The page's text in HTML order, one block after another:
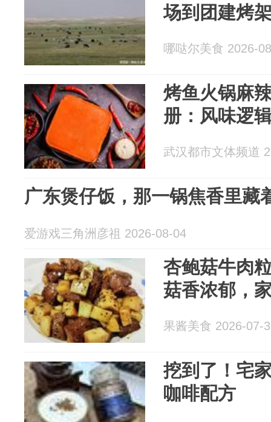
场到团建烤
哪哒尔美食 2026-
烤鱼火锅麻
册：风味逻
武汉都市文体频道
广东煲仔饭，那一锅焦香里藏
爱游戏三角洲彦祖 2026-08-04
杏鲍菇牛肉
菇香浓郁，
果酱美食 2026-07-
挖到了！宅
咖啡配方